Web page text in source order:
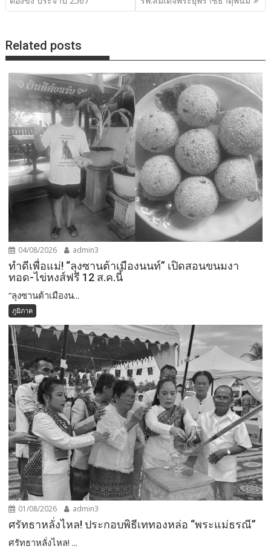
Related posts
04/08/2026 admin3
ทำดีเพื่อแม่! “ลุงซานต้าเมืองนนท์” เปิดสอนขนมงา
ทอด-ไข่หงส์ฟรี 12 ส.ค.นี้
“ลุงซานต้าเมืองน...
ภูมิภาค
01/08/2026 admin3
ศรัทธาหลั่งไหล! ประกอบพิธีเททองหล่อ “พระแม่ธรณี”
ศรัทธาหลั่งไหล! ...